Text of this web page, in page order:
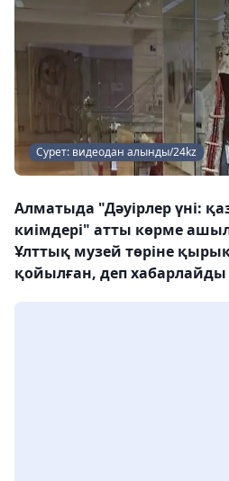
Сурет: видеодан алынды/24kz
Алматыда "Дәуірлер үні:
киімдері" атты көрме
Ұлттық музей төріне
қойылған, деп хабарлайды